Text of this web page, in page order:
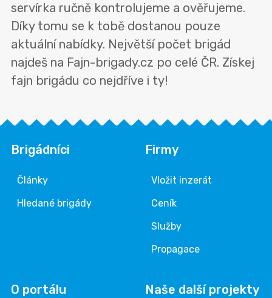
servírka ručně kontrolujeme a ověřujeme.
Díky tomu se k tobě dostanou pouze
aktuální nabídky. Největší počet brigád
najdeš na Fajn-brigady.cz po celé ČR. Získej
fajn brigádu co nejdříve i ty!
Brigádníci
Články
Hledané brigády
Firmy
Vložit inzerát
Ceník
Služby
Propagace
O portálu Naše další projekty